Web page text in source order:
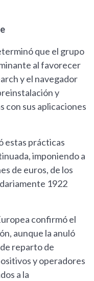
que el grupo
al favorecer
y el navegador
y
con sus aplicaciones
estas prácticas
imponiendo a
de euros, de los
1922
confirmó el
aunque la anuló
reparto de
y operadores
a la